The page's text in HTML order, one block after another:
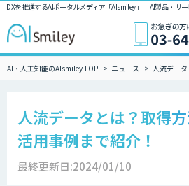
DXを推進するAIポータルメディア「AIsmiley」｜ AI製品・サ
AI・人工知能のAIsmiley TOP ニュース 人流デー
人流データとは？取得方
活用事例まで紹介！
最終更新日:2024/01/10